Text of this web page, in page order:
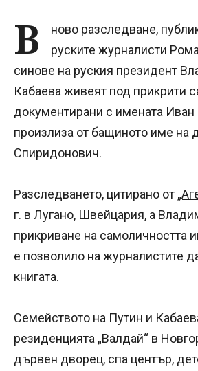
В
ново разследване,
руските журналисти
синове на руския президент
Кабаева живеят под прикрити
документирани с имената
произлиза от бащиното име на
Спиридонович.
Разследването, цитирано от
г. в Лугано, Швейцария, а
прикриване на самоличността
е позволило на журналистите
книгата.
Семейството на Путин и
резиденцията „Валдай“ в
дървен дворец, спа център,